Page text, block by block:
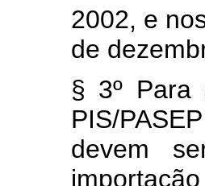
2002, e
de
§ 3º Para
PIS/
devem